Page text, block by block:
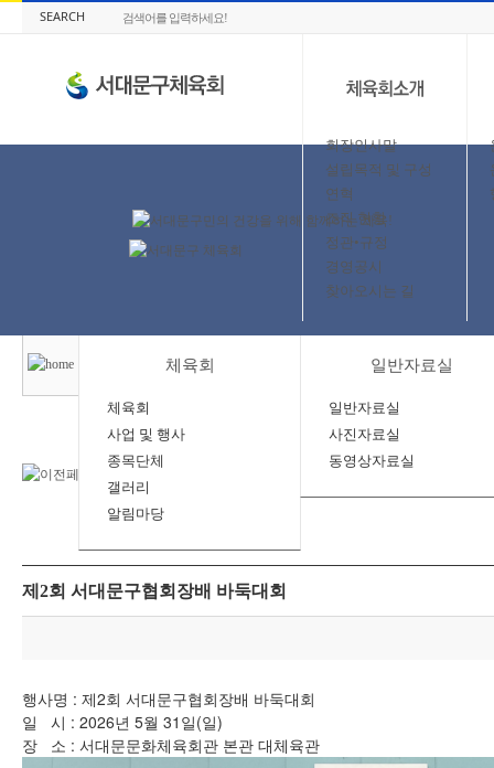
SEARCH
회장인사말
설립목적 및 구성
연혁
조직 현황
정관•규정
경영공시
찾아오시는 길
체육회
체육회
사업 및 행사
종목단체
갤러리
알림마당
일반자료실
일반자료실
사진자료실
동영상자료실
제2회 서대문구협회장배 바둑대회
행사명 : 제2회 서대문구협회장배 바둑대회
일 시 : 2026년 5월 31일(일)
장 소 : 서대문문화체육회관 본관 대체육관